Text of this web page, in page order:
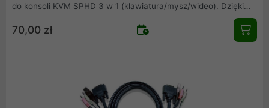
do konsoli KVM SPHD 3 w 1 (klawiatura/mysz/wideo). Dzięki
stosowaniu kompatybilnych urządzeń firmy ATEN zapewniamy
pewność i jakość połączeń.
70,00 zł